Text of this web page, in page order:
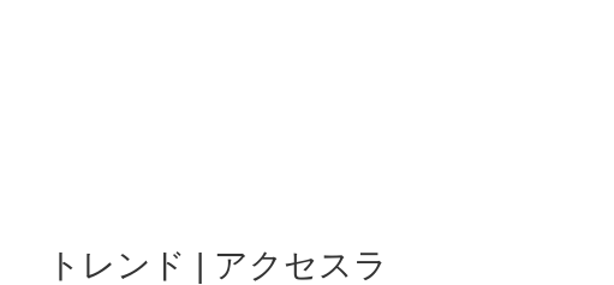
トレンド | アクセスラ